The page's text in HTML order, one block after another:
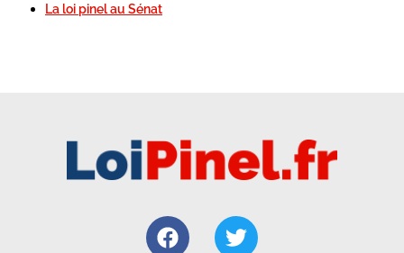
La loi pinel au Sénat